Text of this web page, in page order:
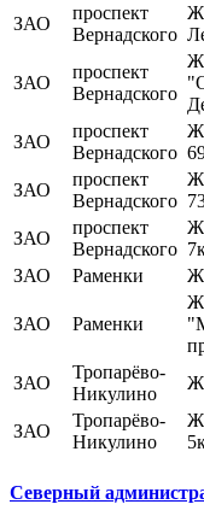
ЗАО
проспект
Вернадского
ЗАО
проспект
Вернадского
ЗАО
проспект
Вернадского
ЗАО
проспект
Вернадского
ЗАО
проспект
Вернадского
ЗАО
Раменки
ЗАО Раменки
ЗАО
Тропарёво-
Никулино
ЗАО
Тропарёво-
Никулино
Северный